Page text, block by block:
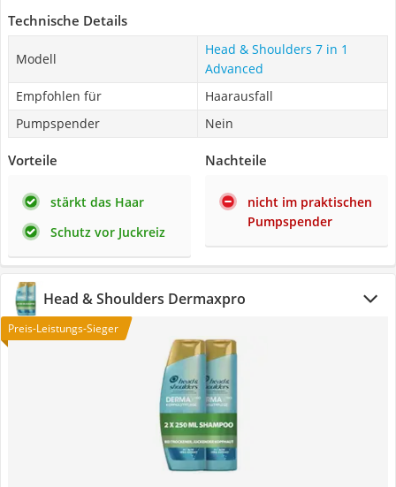
Technische Details
Modell
Head & Shoulders 7 in 1
Advanced
Empfohlen für
Haarausfall
Pumpspender
Nein
Vorteile
stärkt das Haar
Schutz vor Juckreiz
Nachteile
nicht im praktischen
Pumpspender
Head & Shoulders Dermaxpro
Preis-Leistungs-Sieger